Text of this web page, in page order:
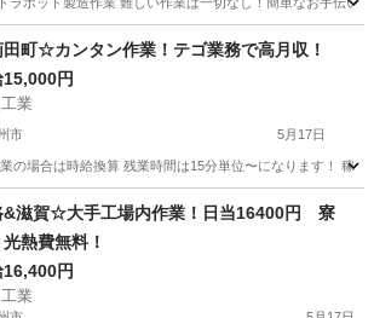
軽作業
町☆カンタン作業！テゴ業務で高月収！
15,000円
業
市 5月17日
の場合は時給換算 残業時間は15分単位〜になります！ 稼
軽作業 業務
&滋賀☆大手工場内作業！日当16400円 寮
熱費無料！
16,400円
業